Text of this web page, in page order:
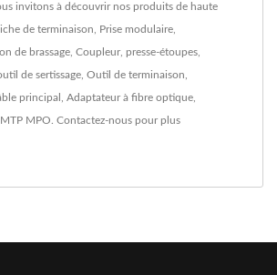
invitons à découvrir nos produits de haute
de terminaison Prise modulaire
de brassage Coupleur, presse-étoupes
de sertissage Outil de terminaison
principal Adaptateur à fibre optique
MTP MPO Contactez-nous pour plus